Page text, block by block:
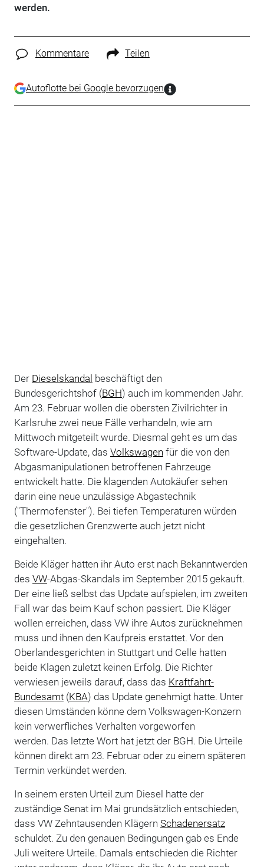
werden.
Kommentare Teilen
Autoflotte bei Google bevorzugen
Der Dieselskandal beschäftigt den
Bundesgerichtshof (BGH) auch im kommenden Jahr.
Am 23. Februar wollen die obersten Zivilrichter in
Karlsruhe zwei neue Fälle verhandeln, wie am
Mittwoch mitgeteilt wurde. Diesmal geht es um das
Software-Update, das Volkswagen für die von den
Abgasmanipulationen betroffenen Fahrzeuge
entwickelt hatte. Die klagenden Autokäufer sehen
darin eine neue unzulässige Abgastechnik
("Thermofenster"). Bei tiefen Temperaturen würden
die gesetzlichen Grenzwerte auch jetzt nicht
eingehalten.
Beide Kläger hatten ihr Auto erst nach Bekanntwerden
des VW-Abgas-Skandals im September 2015 gekauft.
Der eine ließ selbst das Update aufspielen, im zweiten
Fall war das beim Kauf schon passiert. Die Kläger
wollen erreichen, dass VW ihre Autos zurücknehmen
muss und ihnen den Kaufpreis erstattet. Vor den
Oberlandesgerichten in Stuttgart und Celle hatten
beide Klagen zuletzt keinen Erfolg. Die Richter
verwiesen jeweils darauf, dass das Kraftfahrt-
Bundesamt(KBA) das Update genehmigt hatte. Unter
diesen Umständen könne dem Volkswagen-Konzern
kein verwerfliches Verhalten vorgeworfen
werden. Das letzte Wort hat jetzt der BGH. Die Urteile
können direkt am 23. Februar oder zu einem späteren
Termin verkündet werden.
In seinem ersten Urteil zum Diesel hatte der
zuständige Senat im Mai grundsätzlich entschieden,
dass VW Zehntausenden Klägern Schadenersatz
schuldet. Zu den genauen Bedingungen gab es Ende
Juli weitere Urteile. Damals entschieden die Richter